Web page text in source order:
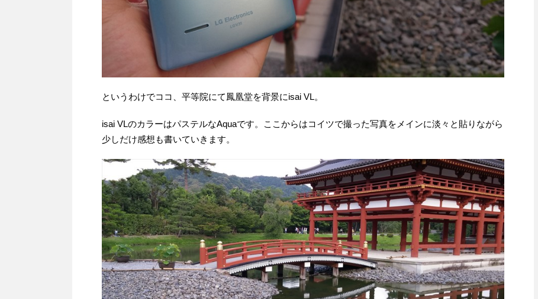
というわけでココ、平等院にて鳳凰堂を背景にisai VL。
isai VLのカラーはパステルなAquaです。ここからはコイツで撮った写真をメインに淡々と貼りながら
少しだけ感想も書いていきます。